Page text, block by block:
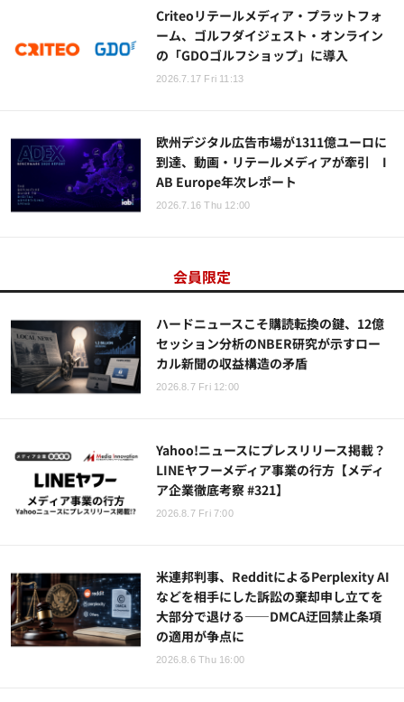
Criteoリテールメディア・プラットフォ
ーム、ゴルフダイジェスト・オンライン
の「GDOゴルフショップ」に導入
2026.7.17 Fri 11:13
欧州デジタル広告市場が1311億ユーロに
到達、動画・リテールメディアが牽引 I
AB Europe年次レポート
2026.7.16 Thu 12:00
会員限定
ハードニュースこそ購読転換の鍵、12億
セッション分析のNBER研究が示すロー
カル新聞の収益構造の矛盾
2026.8.7 Fri 12:00
Yahoo!ニュースにプレスリリース掲載？
LINEヤフーメディア事業の行方【メディ
ア企業徹底考察 #321】
2026.8.7 Fri 7:00
米連邦判事、RedditによるPerplexity AI
などを相手にした訴訟の棄却申し立てを
大部分で退ける——DMCA迂回禁止条項
の適用が争点に
2026.8.6 Thu 16:00